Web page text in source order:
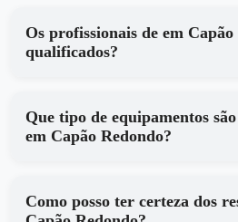
Os profissionais de em Capão Redondo são
qualificados?
Que tipo de equipamentos
em Capão Redondo?
Como posso ter certeza dos